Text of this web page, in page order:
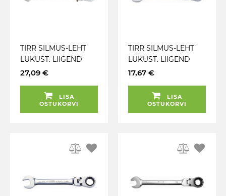
TIRR SILMUS-LEHT
LUKUST. LIIGEND
10MM KS TOOLS
27,09 €
LISA
OSTUKORVI
TIRR SILMUS-LEHT
LUKUST. LIIGEND
9MM KS TOOLS
17,67 €
LISA
OSTUKORVI